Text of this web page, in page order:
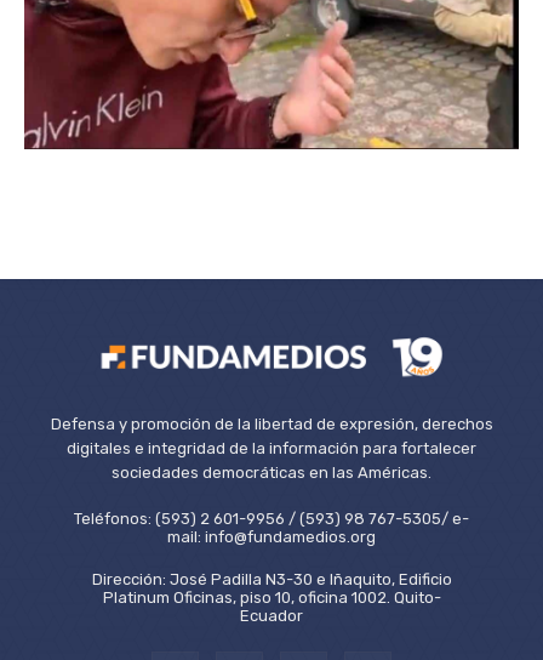
Defensa y promoción de la libertad de expresión, derechos
digitales e integridad de la información para fortalecer
sociedades democráticas en las Américas.
Teléfonos: (593) 2 601-9956 / (593) 98 767-5305/ e-
mail: info@fundamedios.org
Dirección: José Padilla N3-30 e Iñaquito, Edificio
Platinum Oficinas, piso 10, oficina 1002. Quito-
Ecuador